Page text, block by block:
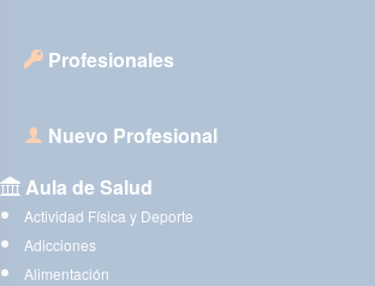
Profesionales
Nuevo Profesional
Aula de Salud
Actividad Física y Deporte
Adicciones
Alimentación